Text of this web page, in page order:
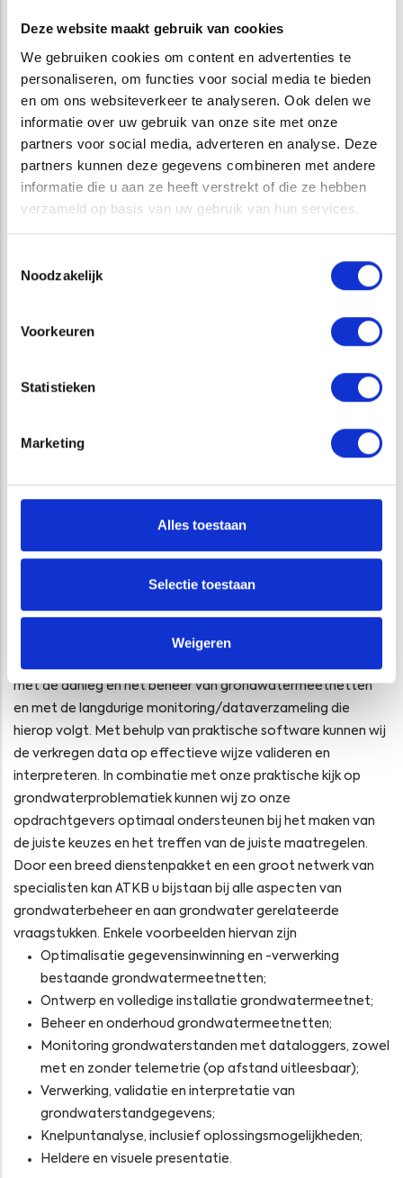
Deze website maakt gebruik van cookies
We gebruiken cookies om content en advertenties te
personaliseren, om functies voor social media te bieden
en om ons websiteverkeer te analyseren. Ook delen we
informatie over uw gebruik van onze site met onze
partners voor social media, adverteren en analyse. Deze
partners kunnen deze gegevens combineren met andere
informatie die u aan ze heeft verstrekt of die ze hebben
verzameld op basis van uw gebruik van hun services.
Noodzakelijk
Voorkeuren
Statistieken
Marketing
Alles toestaan
Selectie toestaan
Weigeren
achterhalen. Door de data uit het grondwatermeetnet op
de juiste manier te valideren en te interpreteren kan worden
beoordeeld in hoeverre fluctuaties in de
grondwaterstanden als structureel of incidenteel
gekenmerkt kunnen worden. Uiteraard moet hierbij goed
te werk te gaan kunnen oorzaken van overlast worden
opgespoord en kunnen op een effectieve manier de te
ATKB en grondwatermeetnetten
In projecten voor Rijkswaterstaat, gemeenten en
waterschappen heeft ATKB een ruime ervaring opgebouwd
met de aanleg en het beheer van grondwatermeetnetten
en met de langdurige monitoring/dataverzameling die
hierop volgt. Met behulp van praktische software kunnen wij
de verkregen data op effectieve wijze valideren en
interpreteren. In combinatie met onze praktische kijk op
grondwaterproblematiek kunnen wij zo onze
opdrachtgevers optimaal ondersteunen bij het maken van
de juiste keuzes en het treffen van de juiste maatregelen.
Door een breed dienstenpakket en een groot netwerk van
specialisten kan ATKB u bijstaan bij alle aspecten van
grondwaterbeheer en aan grondwater gerelateerde
vraagstukken. Enkele voorbeelden hiervan zijn
Optimalisatie gegevensinwinning en -verwerking
bestaande grondwatermeetnetten;
Ontwerp en volledige installatie grondwatermeetnet;
Beheer en onderhoud grondwatermeetnetten;
Monitoring grondwaterstanden met dataloggers, zowel
met en zonder telemetrie (op afstand uitleesbaar);
Verwerking, validatie en interpretatie van
grondwaterstandgegevens;
Knelpuntanalyse, inclusief oplossingsmogelijkheden;
Heldere en visuele presentatie.